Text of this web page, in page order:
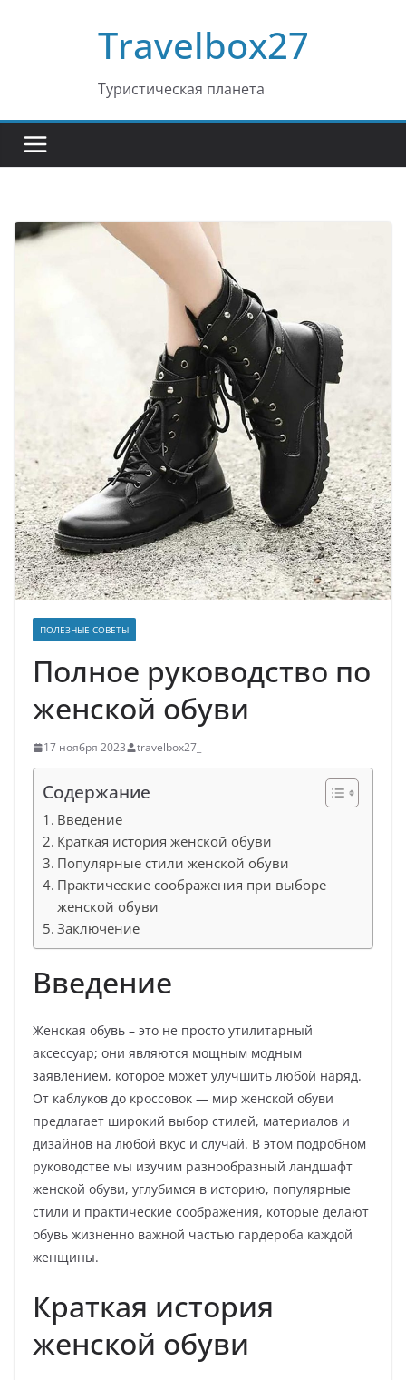
Travelbox27
Туристическая планета
ПОЛЕЗНЫЕ СОВЕТЫ
Полное руководство по
женской обуви
17 ноября 2023 travelbox27_
Содержание
Введение
Краткая история женской обуви
Популярные стили женской обуви
Практические соображения при выборе
женской обуви
Заключение
Введение
Женская обувь – это не просто утилитарный
аксессуар; они являются мощным модным
заявлением, которое может улучшить любой наряд.
От каблуков до кроссовок — мир женской обуви
предлагает широкий выбор стилей, материалов и
дизайнов на любой вкус и случай. В этом подробном
руководстве мы изучим разнообразный ландшафт
женской обуви, углубимся в историю, популярные
стили и практические соображения, которые делают
обувь жизненно важной частью гардероба каждой
женщины.
Краткая история
женской обуви